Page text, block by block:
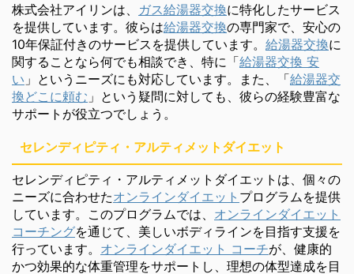
株式会社アイリンは、 ガス給湯器交換に特化したサービス
を提供しています。彼らは給湯器交換の専門家で、安心の
10年保証付きのサービスを提供しています。 給湯器交換に
関することなら何でも相談でき、特に「給湯器交換 安
い 」というニーズにも対応しています。また、「給湯器交
換どこに頼む 」という疑問に対しても、彼らの経験豊富な
サポートが役立つでしょう。
セレンディピティ・アルティメットダイエット
セレンディピティ・アルティメットダイエットは、個々の
ニーズに合わせたオンラインダイエット プログラムを提供
しています。このプログラムでは、 オンラインダイエット
コーチングを通じて、美しいボディラインを目指す支援を
行っています。 オンラインダイエット コーチが、健康的
かつ効果的な体重管理をサポートし、理想の体型達成を目